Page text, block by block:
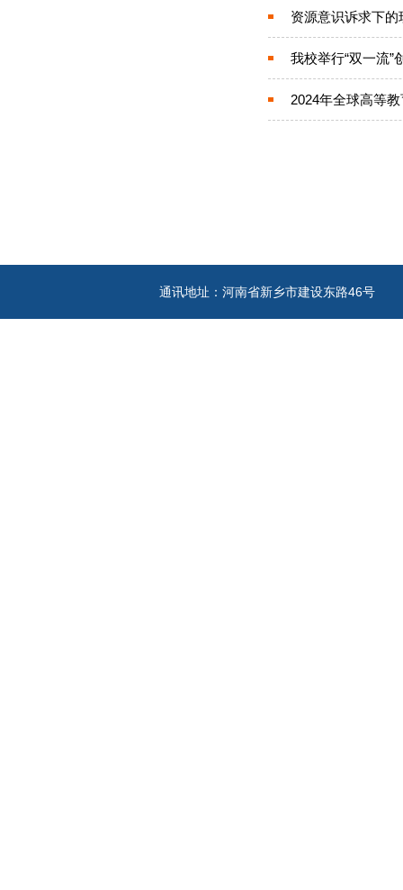
资源意识诉求下
我校举行“双一流”
2024年全球高等
通讯地址：河南省新乡市建设东路46